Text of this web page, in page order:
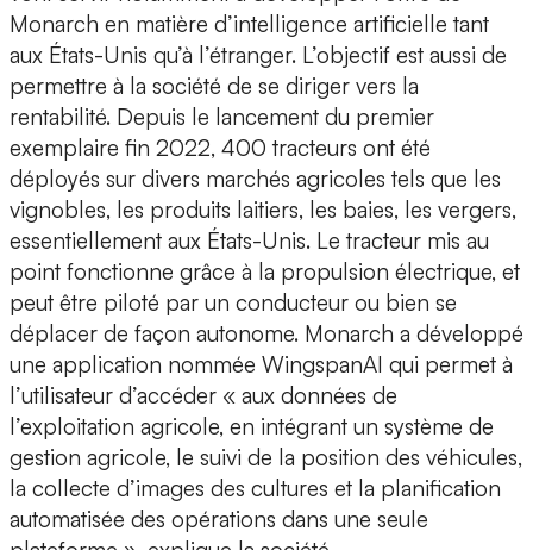
Monarch en matière d’intelligence artificielle tant
aux États-Unis qu’à l’étranger. L’objectif est aussi de
permettre à la société de se diriger vers la
rentabilité. Depuis le lancement du premier
exemplaire fin 2022, 400 tracteurs ont été
déployés sur divers marchés agricoles tels que les
vignobles, les produits laitiers, les baies, les vergers,
essentiellement aux États-Unis. Le tracteur mis au
point fonctionne grâce à la propulsion électrique, et
peut être piloté par un conducteur ou bien se
déplacer de façon autonome. Monarch a développé
une application nommée WingspanAI qui permet à
l’utilisateur d’accéder « aux données de
l’exploitation agricole, en intégrant un système de
gestion agricole, le suivi de la position des véhicules,
la collecte d’images des cultures et la planification
automatisée des opérations dans une seule